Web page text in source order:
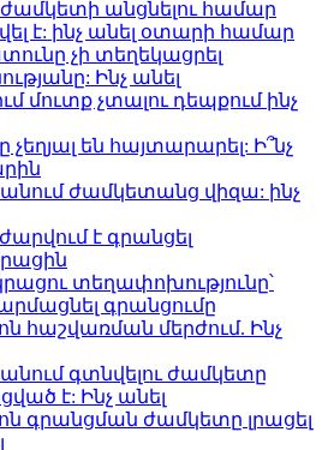
ժամկետի անցնելու համար
է: ինչ անել օտարի համար
չի տեղեկացրել
Ինչ անել
մուտք չտալու դեպքում ինչ
են հայտարարել: Ի՞նչ
ժամկետանց վիզա: ինչ
է գրանցել
տեղափոխությունը՝
գրանցումը
հաշվառման մերժում. Ինչ
գտնվելու ժամկետը
է: Ինչ անել
գրանցման ժամկետը լրացել